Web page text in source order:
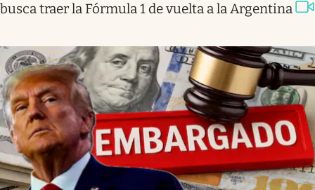
busca traer la Fórmula 1 de vuelta a la Argentina